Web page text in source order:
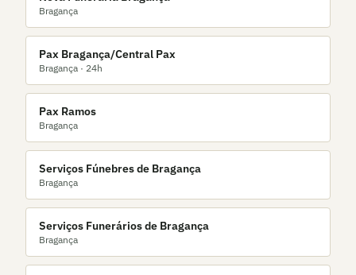
Bragança
Pax Bragança/Central Pax
Bragança · 24h
Pax Ramos
Bragança
Serviços Fúnebres de Bragança
Bragança
Serviços Funerários de Bragança
Bragança